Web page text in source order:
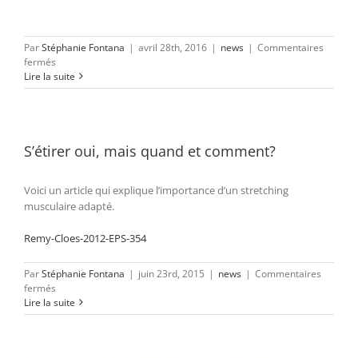
ParStéphanie Fontana | avril 28th, 2016 | news | Commentaires
fermés
Le
lait
multiples
Lire la suite
S’étirer oui, mais quand et comment?
Voici un article qui explique l’importance d’un stretching
musculaire adapté.
Remy-Cloes-2012-EPS-354
ParStéphanie Fontana | juin 23rd, 2015 | news | Commentaires
fermés
S’étirer
oui,
Lire la suite